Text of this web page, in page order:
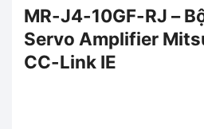
MR-J4-10GF-RJ –
Servo Amplifier
CC-Link IE